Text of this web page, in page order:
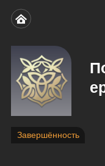
Завершённость